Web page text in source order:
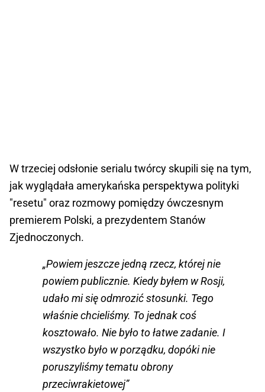
W trzeciej odsłonie serialu twórcy skupili się na tym,
jak wyglądała amerykańska perspektywa polityki
"resetu" oraz rozmowy pomiędzy ówczesnym
premierem Polski, a prezydentem Stanów
Zjednoczonych.
„Powiem jeszcze jedną rzecz, której nie
powiem publicznie. Kiedy byłem w Rosji,
udało mi się odmrozić stosunki. Tego
właśnie chcieliśmy. To jednak coś
kosztowało. Nie było to łatwe zadanie. I
wszystko było w porządku, dopóki nie
poruszyliśmy tematu obrony
przeciwrakietowej”